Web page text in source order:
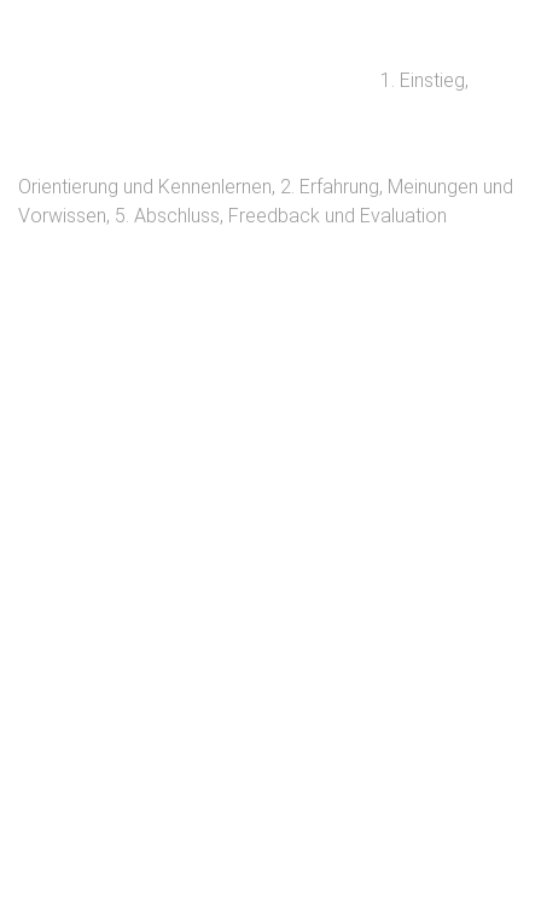
1. Einstieg,
Orientierung und Kennenlernen, 2. Erfahrung, Meinungen und
Vorwissen, 5. Abschluss, Freedback und Evaluation